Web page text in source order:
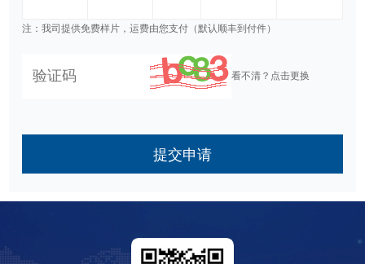
注：我司提供免费样片，运费由您支付（默认顺丰到付件）
看不清？点击更换
提交申请